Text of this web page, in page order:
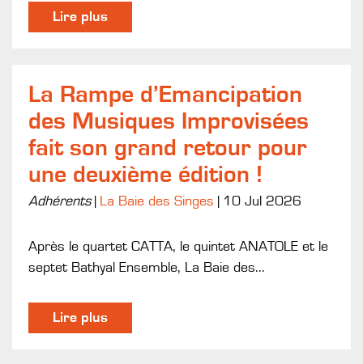
Lire plus
La Rampe d’Emancipation
des Musiques Improvisées
fait son grand retour pour
une deuxième édition !
Adhérents La Baie des Singes 10 Jul 2026
Après le quartet CATTA, le quintet ANATOLE et le
septet Bathyal Ensemble, La Baie des...
Lire plus